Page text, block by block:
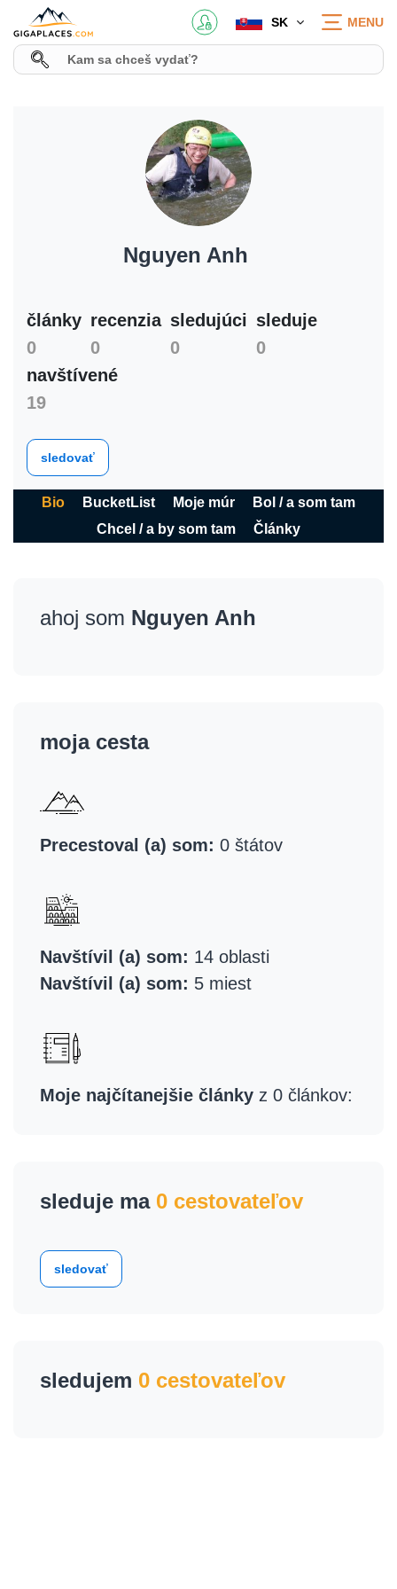
SK MENU
Nguyen Anh
články
0
recenzia
0
sledujúci
0
sleduje
0
navštívené
19
sledovať
Bio BucketList Moje múr
Bol / a som tam
Chcel / a by som tam
Články
ahoj som Nguyen Anh
moja cesta
Precestoval (a) som: 0 štátov
Navštívil (a) som: 14 oblasti
Navštívil (a) som: 5 miest
Moje najčítanejšie články z 0 článkov:
sleduje ma 0 cestovateľov
sledovať
sledujem 0 cestovateľov